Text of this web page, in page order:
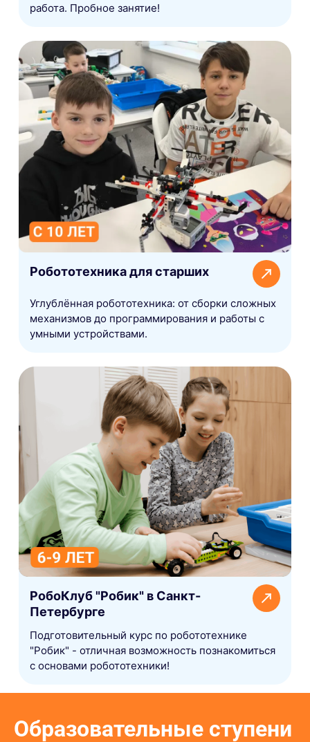
работа. Пробное занятие!
Робототехника для старших
Углублённая робототехника: от сборки сложных
механизмов до программирования и работы с
умными устройствами.
РобоКлуб "Робик" в Санкт-
Петербурге
Подготовительный курс по робототехнике
"Робик" - отличная возможность познакомиться
с основами робототехники!
Образовательные ступени